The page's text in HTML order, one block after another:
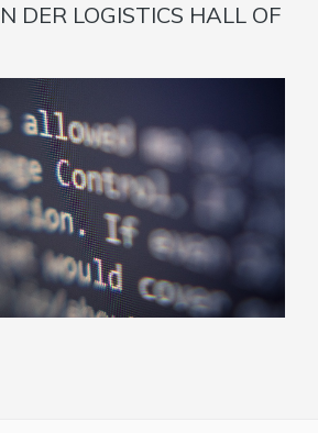
DER LOGISTICS HALL OF